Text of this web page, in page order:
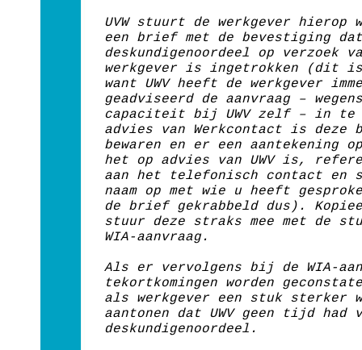
UVW stuurt de werkgever
een brief met de bevestiging
deskundigenoordeel op verzoek
werkgever is ingetrokken (dit
want UWV heeft de werkgever
geadviseerd de aanvraag –
capaciteit bij UWV zelf – in te
advies van Werkcontact is
bewaren en er een aantekening
het op advies van UWV is,
aan het telefonisch contact en
naam op met wie u heeft
de brief gekrabbeld dus).
stuur deze straks mee met de
WIA-aanvraag.
Als er vervolgens bij de WIA-
tekortkomingen worden
als werkgever een stuk sterker
aantonen dat UWV geen tijd had
deskundigenoordeel.